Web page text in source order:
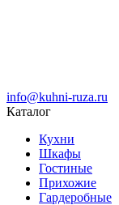
info@kuhni-ruza.ru
Каталог
Кухни
Шкафы
Гостиные
Прихожие
Гардеробные